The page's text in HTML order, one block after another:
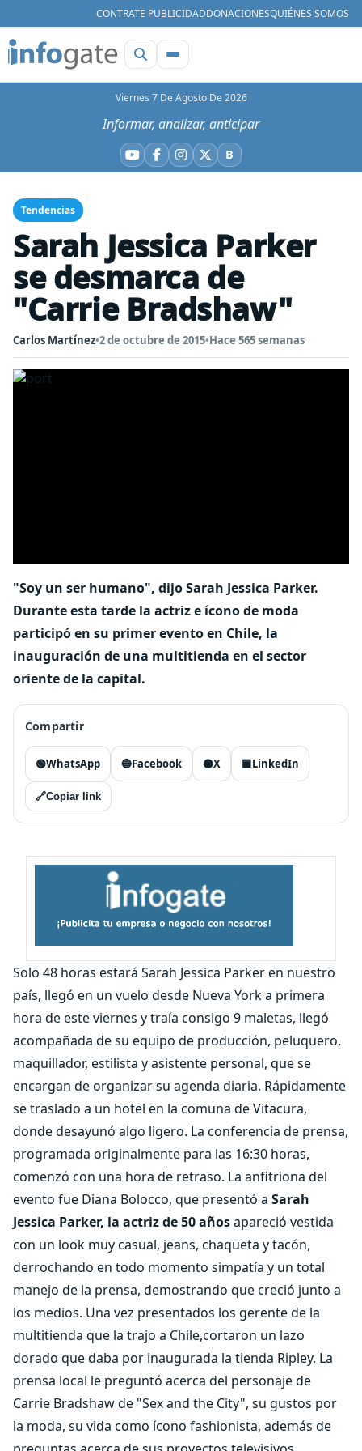
CONTRATE PUBLICIDADDONACIONESQUIÉNES SOMOS
Viernes 7 De Agosto De 2026
Informar, analizar, anticipar
YouTube
Facebook
Instagram
X BBluesky
Tendencias
Sarah Jessica Parker
se desmarca de
"Carrie Bradshaw"
Carlos Martínez•2 de octubre de 2015•Hace 565 semanas
"Soy un ser humano", dijo Sarah Jessica Parker.
Durante esta tarde la actriz e ícono de moda
participó en su primer evento en Chile, la
inauguración de una multitienda en el sector
oriente de la capital.
Compartir
🟢WhatsApp 🔵Facebook ⚫X 🟦LinkedIn
🔗Copiar link
Solo 48 horas estará Sarah Jessica Parker en nuestro
país, llegó en un vuelo desde Nueva York a primera
hora de este viernes y traía consigo 9 maletas, llegó
acompañada de su equipo de producción, peluquero,
maquillador, estilista y asistente personal, que se
encargan de organizar su agenda diaria. Rápidamente
se traslado a un hotel en la comuna de Vitacura,
donde desayunó algo ligero. La conferencia de prensa,
programada originalmente para las 16:30 horas,
comenzó con una hora de retraso. La anfitriona del
evento fue Diana Bolocco, que presentó a Sarah
Jessica Parker, la actriz de 50 añosapareció vestida
con un look muy casual, jeans, chaqueta y tacón,
derrochando en todo momento simpatía y un total
manejo de la prensa, demostrando que creció junto a
los medios. Una vez presentados los gerente de la
multitienda que la trajo a Chile,cortaron un lazo
dorado que daba por inaugurada la tienda Ripley. La
prensa local le preguntó acerca del personaje de
Carrie Bradshaw de "Sex and the City", su gustos por
la moda, su vida como ícono fashionista, además de